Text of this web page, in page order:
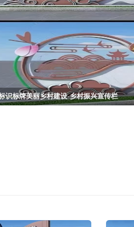
识标牌美丽乡村建设-乡村振兴宣传栏